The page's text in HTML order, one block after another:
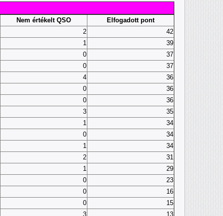
Nem értékelt QSO
Elfogadott pont
2
42
1
39
0
37
0
37
4
36
0
36
0
36
3
35
1
34
0
34
1
34
2
31
1
29
0
23
0
16
0
15
3
13